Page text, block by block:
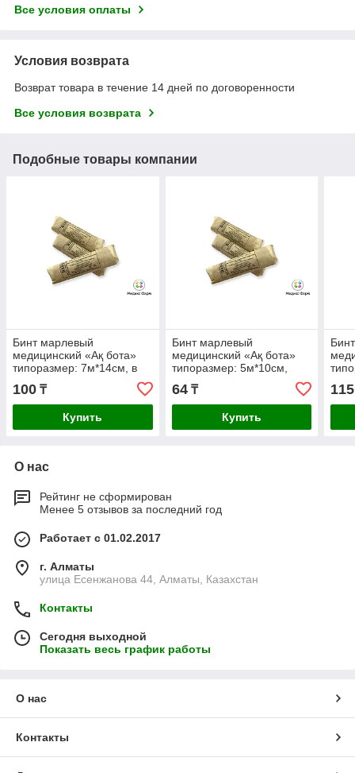
Все условия оплаты
Условия возврата
Возврат товара в течение 14 дней по договоренности
Все условия возврата
Подобные товары компании
Бинт марлевый
медицинский «Ақ бота»
типоразмер: 7м*14см, в
индивидуальной упаковке
(нестерильный)
100 ₸
Купить
Бинт марлевый
медицинский «Ақ бота»
типоразмер: 5м*10см,
(стерильный)
64₸
Купить
115
О нас
Рейтинг не сформирован
Менее 5 отзывов за последний год
Работает с 01.02.2017
г. Алматы
улица Есенжанова 44, Алматы, Казахстан
Контакты
Сегодня выходной
Показать весь график работы
О нас
Контакты